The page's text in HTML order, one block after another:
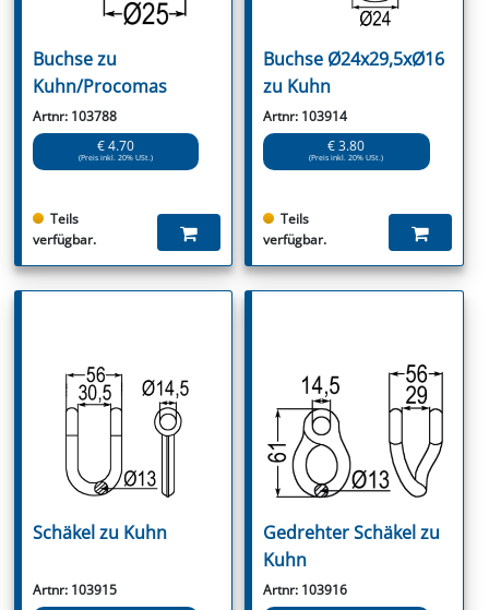
Buchse zu
Kuhn/Procomas
Artnr: 103788
€ 4.70
(Preis inkl. 20% USt.)
Teils
verfügbar.
Buchse Ø24x29,5xØ16
zu Kuhn
Artnr: 103914
€ 3.80
(Preis inkl. 20% USt.)
Teils
verfügbar.
Schäkel zu Kuhn
Artnr: 103915
Gedrehter Schäkel zu
Kuhn
Artnr: 103916